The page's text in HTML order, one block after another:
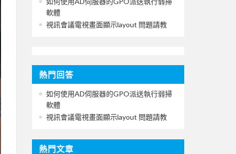
軟體
視訊會議電視畫面顯示layout 問題請教
熱門回答
如何使用AD伺服器的GPO派送執行弱掃
軟體
視訊會議電視畫面顯示layout 問題請教
熱門文章